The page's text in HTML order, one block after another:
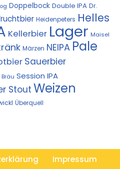
Doppelbock Double IPA Dr.
Heidenpeters Helles
Kellerbier Lager Maisel
Märzen NEIPA Pale
Sauerbier
Session IPA
Stout Weizen
Überquell
Impressum